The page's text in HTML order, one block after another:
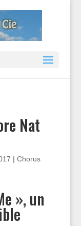
Nat
| Chorus
», un